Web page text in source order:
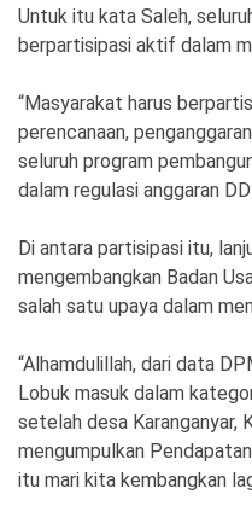
Untuk itu kata Saleh,
berpartisipasi aktif dalam
“Masyarakat harus
perencanaan,
seluruh program
dalam regulasi anggaran
Di antara partisipasi itu,
mengembangkan Badan
salah satu upaya dalam
“Alhamdulillah, dari data
Lobuk masuk dalam
setelah desa Karanganyar,
mengumpulkan
itu mari kita kembangkan